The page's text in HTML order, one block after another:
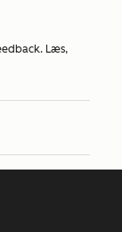
Læs,